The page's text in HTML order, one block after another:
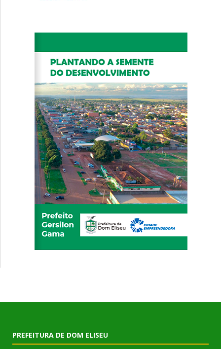
PREFEITURA DE DOM ELISEU